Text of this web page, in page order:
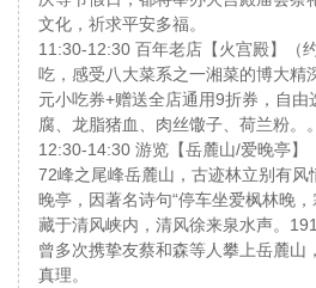
文化，祈求平安多福。
11:30-12:30 百年老店【火宫殿】（
吃，感受八大菜系之一湘菜的博大精
元小吃券+赠送全店通用9折券，自
腐、龙脂猪血、肉丝馓子、荷兰粉。
12:30-14:30 游览【岳麓山/爱晚亭】
72峰之尾峰岳麓山，古迹林立别有
晚亭，因著名诗句“停车坐爱枫林晚
藏于清风峡内，清风徐来泉水声。
曾多次携挚友蔡和森等人攀上岳麓山
真理。